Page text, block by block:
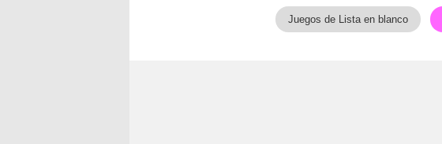
Juegos de Lista en blanco